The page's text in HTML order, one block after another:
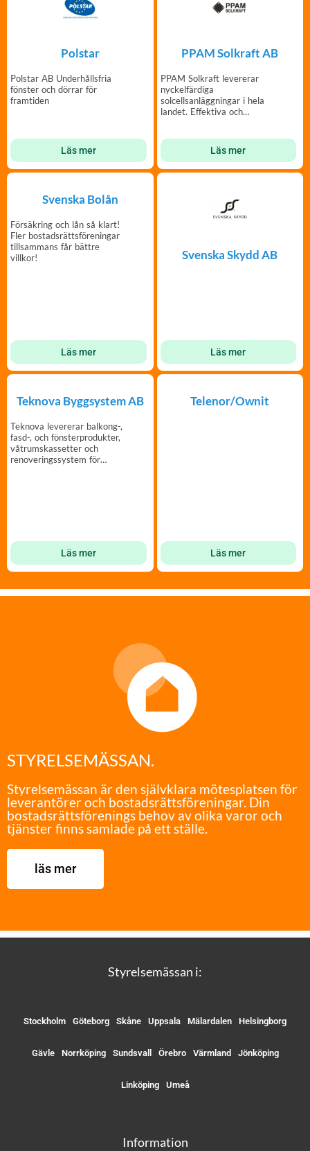
Polstar
Polstar AB Underhållsfria
fönster och dörrar för
framtiden
Läs mer
PPAM Solkraft AB
PPAM Solkraft levererar
nyckelfärdiga
solcellsanläggningar i hela
landet. Effektiva och
Läs mer
Svenska Bolån
Försäkring och lån så klart!
Fler bostadsrättsföreningar
tillsammans får bättre
villkor!
Läs mer
Svenska Skydd AB
Läs mer
Teknova Byggsystem AB
Teknova levererar balkong-,
fasd-, och fönsterprodukter,
våtrumskassetter och
renoveringssystem för
Läs mer
Telenor/Ownit
Läs mer
STYRELSEMÄSSAN.
Styrelsemässan är den självklara mötesplatsen för
leverantörer och bostadsrättsföreningar. Din
bostadsrättsförenings behov av olika varor och
tjänster finns samlade på ett ställe.
läs mer
Styrelsemässan i:
Stockholm Göteborg Skåne Uppsala Mälardalen Helsingborg
Gävle Norrköping Sundsvall Örebro Värmland Jönköping
Linköping Umeå
Information